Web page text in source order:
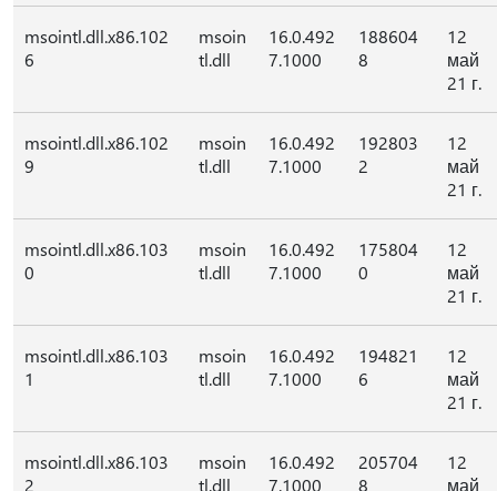
msointl.dll.x86.102
6
msoin
tl.dll
16.0.492
7.1000
188604
8
12
май
21 г.
msointl.dll.x86.102
9
msoin
tl.dll
16.0.492
7.1000
192803
2
12
май
21 г.
msointl.dll.x86.103
0
msoin
tl.dll
16.0.492
7.1000
175804
0
12
май
21 г.
msointl.dll.x86.103
1
msoin
tl.dll
16.0.492
7.1000
194821
6
12
май
21 г.
msointl.dll.x86.103
2
msoin
tl.dll
16.0.492
7.1000
205704
8
12
май